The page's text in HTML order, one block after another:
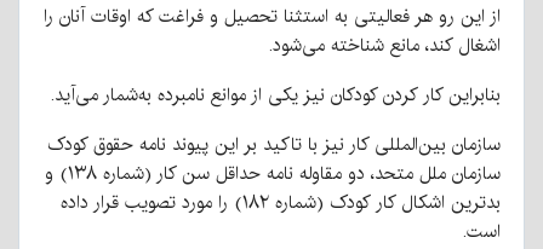
از این رو هر فعالیتی به استثنا تحصیل و فراغت که اوقات آنان را
اشغال کند، مانع شناخته می‌شود.
بنابراین کار کردن کودکان نیز یکی از موانع نامبرده به‌شمار می‌آید.
سازمان بین‌المللی کار نیز با تاکید بر این پیوند نامه حقوق کودک
سازمان ملل متحد، دو مقاوله نامه حداقل سن کار (شماره ۱۳۸) و
بدترین اشکال کار کودک (شماره ۱۸۲) را مورد تصویب قرار داده
است.